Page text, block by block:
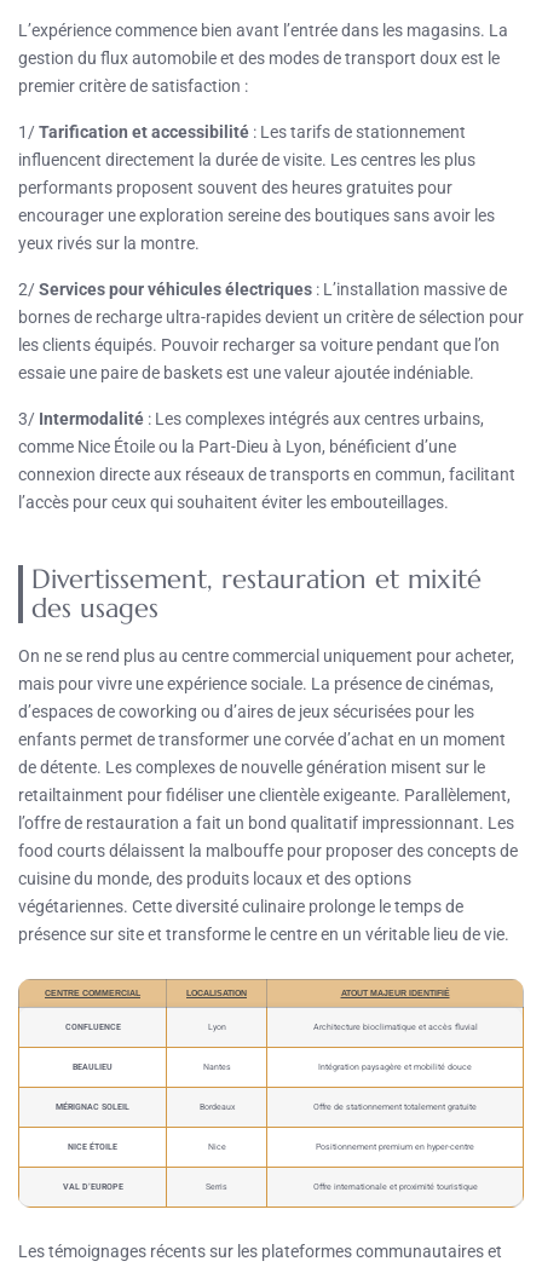
L’expérience commence bien avant l’entrée dans les magasins. La
gestion du flux automobile et des modes de transport doux est le
premier critère de satisfaction :
1/Tarification et accessibilité : Les tarifs de stationnement
influencent directement la durée de visite. Les centres les plus
performants proposent souvent des heures gratuites pour
encourager une exploration sereine des boutiques sans avoir les
yeux rivés sur la montre.
2/Services pour véhicules électriques : L’installation massive de
bornes de recharge ultra-rapides devient un critère de sélection pour
les clients équipés. Pouvoir recharger sa voiture pendant que l’on
essaie une paire de baskets est une valeur ajoutée indéniable.
3/ Intermodalité : Les complexes intégrés aux centres urbains,
comme Nice Étoile ou la Part-Dieu à Lyon, bénéficient d’une
connexion directe aux réseaux de transports en commun, facilitant
l’accès pour ceux qui souhaitent éviter les embouteillages.
Divertissement, restauration et mixité
des usages
On ne se rend plus au centre commercial uniquement pour acheter,
mais pour vivre une expérience sociale. La présence de cinémas,
d’espaces de coworking ou d’aires de jeux sécurisées pour les
enfants permet de transformer une corvée d’achat en un moment
de détente. Les complexes de nouvelle génération misent sur le
retailtainment pour fidéliser une clientèle exigeante. Parallèlement,
l’offre de restauration a fait un bond qualitatif impressionnant. Les
food courts délaissent la malbouffe pour proposer des concepts de
cuisine du monde, des produits locaux et des options
végétariennes. Cette diversité culinaire prolonge le temps de
présence sur site et transforme le centre en un véritable lieu de vie.
CENTRE COMMERCIAL LOCALISATION ATOUT MAJEUR IDENTIFIÉ
CONFLUENCE Lyon Architecture bioclimatique et accès fluvial
BEAULIEU Nantes Intégration paysagère et mobilité douce
MÉRIGNAC SOLEIL Bordeaux Offre de stationnement totalement gratuite
NICE ÉTOILE Nice Positionnement premium en hyper-centre
VAL D’EUROPE Serris Offre internationale et proximité touristique
Les témoignages récents sur les plateformes communautaires et